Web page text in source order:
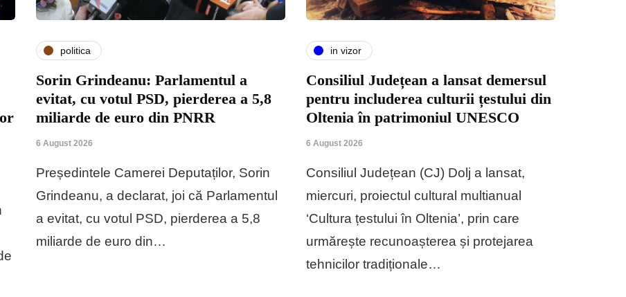
politica
Sorin Grindeanu: Parlamentul a
evitat, cu votul PSD, pierderea a 5,8
miliarde de euro din PNRR
6 August 2026
Președintele Camerei Deputaților, Sorin
Grindeanu, a declarat, joi că Parlamentul
a evitat, cu votul PSD, pierderea a 5,8
miliarde de euro din…
in vizor
Consiliul Județean a lansat demersul
pentru includerea culturii țestului din
Oltenia în patrimoniul UNESCO
6 August 2026
Consiliul Județean (CJ) Dolj a lansat,
miercuri, proiectul cultural multianual
‘Cultura țestului în Oltenia’, prin care
urmărește recunoașterea și protejarea
tehnicilor tradiționale…